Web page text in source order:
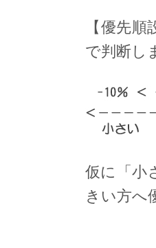
【優先
で判断し
仮に「小
きい方へ